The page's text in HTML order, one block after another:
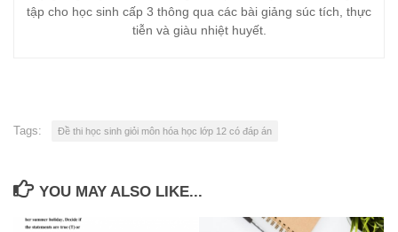
tập cho học sinh cấp 3 thông qua các bài giảng súc tích, thực
tiễn và giàu nhiệt huyết.
Tags: Đề thi học sinh giỏi môn hóa học lớp 12 có đáp án
YOU MAY ALSO LIKE...